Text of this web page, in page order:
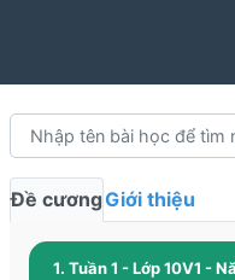
Đề cươngGiới thiệu
1. Tuần 1 - Lớp 10V1 -